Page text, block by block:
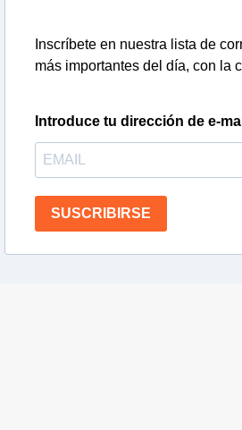
Inscríbete en nuestra lista de
más importantes del día, con la
Introduce tu dirección de e-
SUSCRIBIRSE